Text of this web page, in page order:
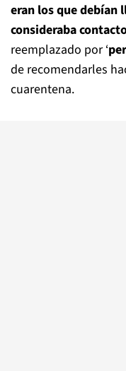
eran los que debían
consideraba
reemplazado por ‘
de recomendarles
cuarentena.